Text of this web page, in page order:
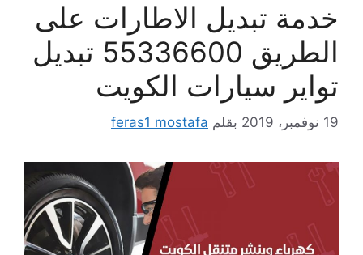
خدمة تبديل الاطارات على
الطريق 55336600 تبديل
تواير سيارات الكويت
19 نوفمبر، 2019 بقلم feras1 mostafa